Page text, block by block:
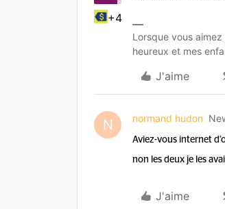
+4
Lorsque vous
heureux et mes
J'aime
N normand hudon
Aviez-vous internet
non les deux je les
J'aime